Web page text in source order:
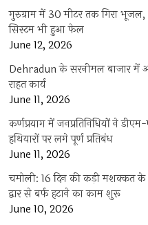
गुरुग्राम में 30 मीटर तक गिरा
सिस्टम भी हुआ फेल
June 12, 2026
Dehradun के सरनीमल बाजार में
राहत कार्य
June 11, 2026
कर्णप्रयाग में जनप्रतिनिधियों ने
हथियारों पर लगे पूर्ण प्रतिबंध
June 11, 2026
चमोली: 16 दिन की कड़ी मशक्कत
द्वार से बर्फ हटाने का काम शुरू
June 10, 2026